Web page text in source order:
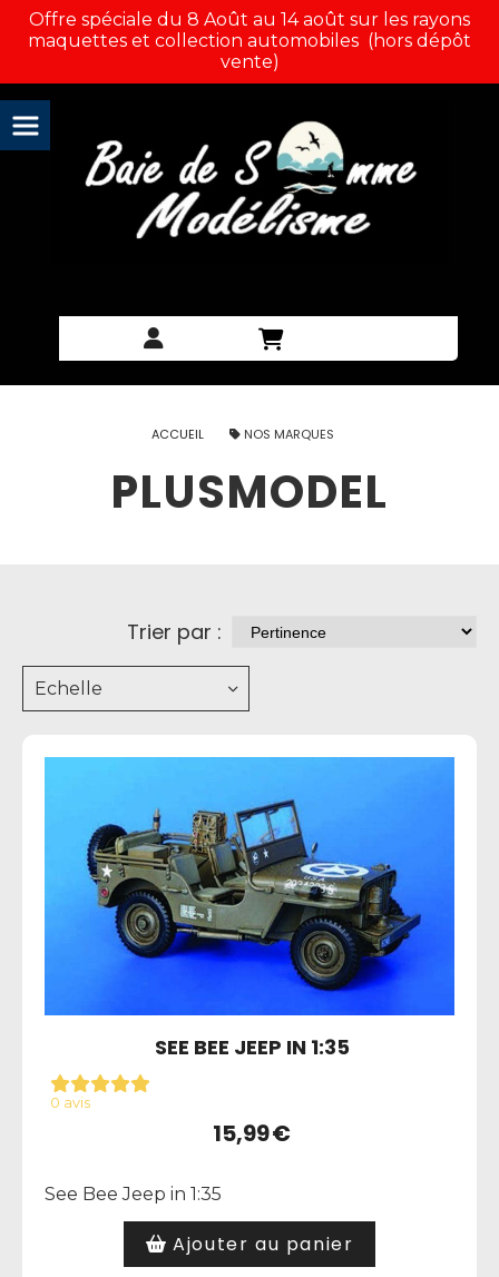
Offre spéciale du 8 Août au 14 août sur les rayons
maquettes et collection automobiles (hors dépôt
vente)
ACCUEIL NOS MARQUES
PLUSMODEL
Trier par :
Echelle
SEE BEE JEEP IN 1:35
0 avis
15,99€
See Bee Jeep in 1:35
Ajouter au panier
Panneau de gestion des cookies